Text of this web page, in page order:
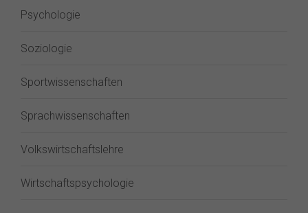
Psychologie
Soziologie
Sportwissenschaften
Sprachwissenschaften
Volkswirtschaftslehre
Wirtschaftspsychologie